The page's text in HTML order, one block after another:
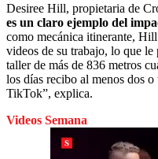
Desiree Hill, propietaria de
es un claro ejemplo del
como mecánica itinerante,
videos de su trabajo, lo que
taller de más de 836 metros
los días recibo al menos dos
TikTok”, explica.
Videos Semana